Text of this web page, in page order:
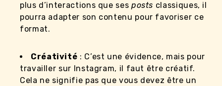
plus d’interactions que ses posts classiques, il
pourra adapter son contenu pour favoriser ce
format.
Créativité : C’est une évidence, mais pour
travailler sur Instagram, il faut être créatif.
Cela ne signifie pas que vous devez être un